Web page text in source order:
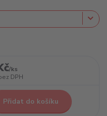
/ks
DPH
Přidat do košíku